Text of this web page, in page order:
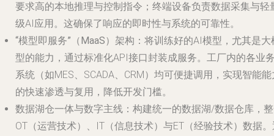
要求高的本地推理与控制指令；终端设备负责数据采集与轻
级AI应用。这确保了响应的即时性与系统的可靠性。
“模型即服务”（MaaS）架构 ：将训练好的AI模型，尤其是大
型的能力，通过标准化API接口封装成服务。工厂内的各业
系统（如MES、SCADA、CRM）均可便捷调用，实现智能能
的快速渗透与复用，降低开发门槛。
数据湖仓一体与数字主线 ：构建统一的数据湖/数据仓库，
OT（运营技术）、IT（信息技术）与ET（经验技术）数据